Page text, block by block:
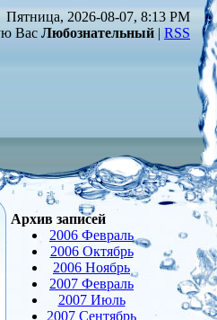
Пятница, 2026-08-07, 8:13 PM
Вас Любознательный | RSS
Архив записей
2006 Февраль
2006 Октябрь
2006 Ноябрь
2007 Февраль
2007 Июль
2007 Сентябрь